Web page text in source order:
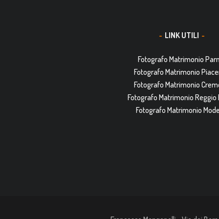
LINK UTILI
Fotografo Matrimonio
Fotografo Matrimonio
Fotografo Matrimonio
Fotografo Matrimonio Reggio
Fotografo Matrimonio